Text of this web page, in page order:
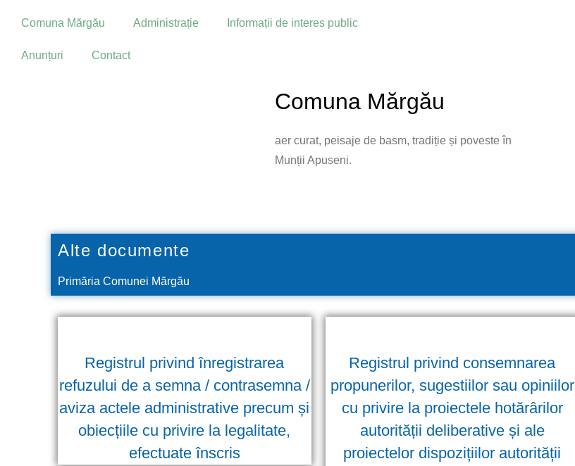
content
Comuna Mărgău Administrație Informații de interes public
Anunțuri Contact
Comuna Mărgău
aer curat, peisaje de basm, tradiție și poveste în
Munții Apuseni.
Alte documente
Primăria Comunei Mărgău
Registrul privind înregistrarea
refuzului de a semna / contrasemna /
aviza actele administrative precum și
obiecțiile cu privire la legalitate,
efectuate înscris
Registrul privind consemnarea
propunerilor, sugestiilor sau opiniilor
cu privire la proiectele hotărârilor
autorității deliberative și ale
proiectelor dispozițiilor autorității